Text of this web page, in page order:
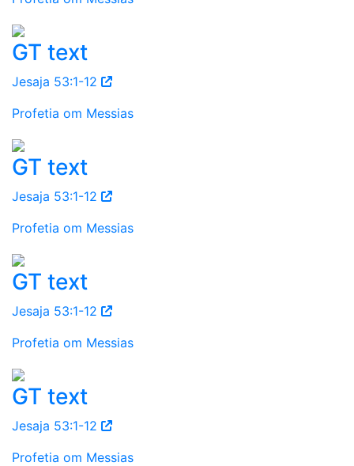
GT text
Jesaja 53:1-12
Profetia om Messias
GT text
Jesaja 53:1-12
Profetia om Messias
GT text
Jesaja 53:1-12
Profetia om Messias
GT text
Jesaja 53:1-12
Profetia om Messias